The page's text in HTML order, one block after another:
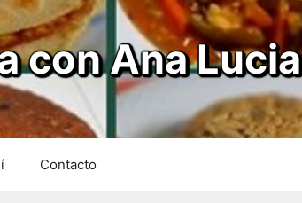
con Ana Lucia
Contacto